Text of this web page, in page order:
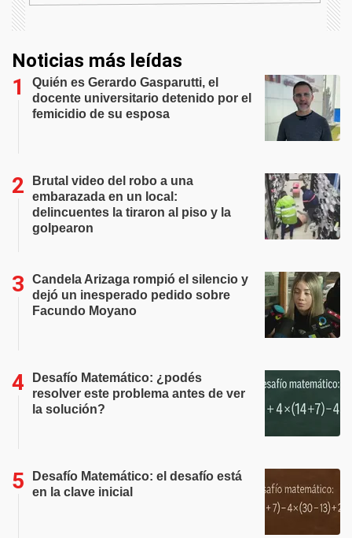
Noticias más leídas
Quién es Gerardo Gasparutti, el
docente universitario detenido por el
femicidio de su esposa
Brutal video del robo a una
embarazada en un local:
delincuentes la tiraron al piso y la
golpearon
Candela Arizaga rompió el silencio y
dejó un inesperado pedido sobre
Facundo Moyano
Desafío Matemático: ¿podés
resolver este problema antes de ver
la solución?
Desafío Matemático: el desafío está
en la clave inicial